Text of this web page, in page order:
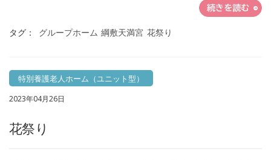
続きを読む
タグ： グループホーム 綱敷天満宮 花祭り
特別養護老人ホーム（ユニット型）
2023年04月26日
花祭り